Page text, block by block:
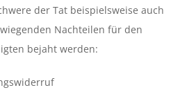
der Tat beispielsweise auch
Nachteilen für den
bejaht werden: